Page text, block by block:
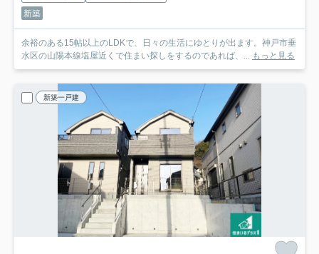
新築
余裕のある15帖以上のLDKで、日々の生活にゆとりが出ます。神戸市垂
水区の山陽本線塩屋近くで住まい探しをするのであれば、... もっと見る
新築一戸建